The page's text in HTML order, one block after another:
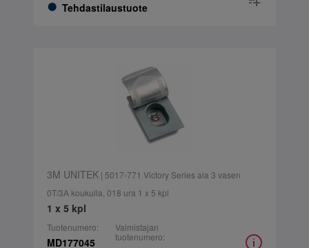
Tehdastilaustuote
3M UNITEK| 5017-771 Victory Series ala 3 vasen
0T/3A koukulla, 018 ura 1 x 5 kpl
1 x 5 kpl
Tuotenumero:
MD177045
Valmistajan
tuotenumero: